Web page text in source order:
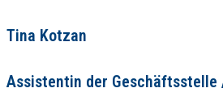
Tina Kotzan
Assistentin der